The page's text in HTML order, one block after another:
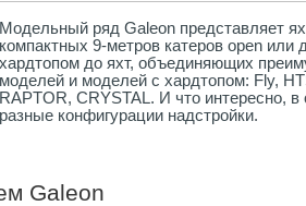
Модельный ряд Galeon представляет
компактных 9-метров катеров open
хардтопом до яхт, объединяющих
моделей и моделей с хардтопом: Fly,
RAPTOR, CRYSTAL. И что интересно,
разные конфигурации надстройки.
Galeon